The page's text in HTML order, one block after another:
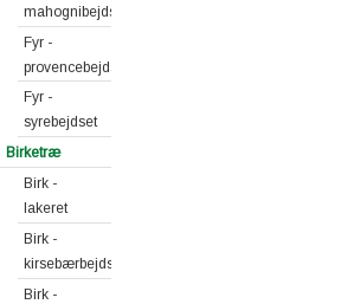
mahognibejdset
Fyr -
provencebejdset
Fyr -
syrebejdset
Birketræ
Birk -
lakeret
Birk -
kirsebærbejdset
Birk -